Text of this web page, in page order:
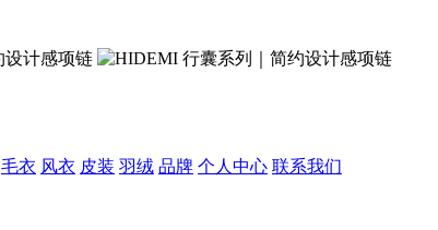
毛衣 风衣 皮装 羽绒 品牌 个人中心 联系我们